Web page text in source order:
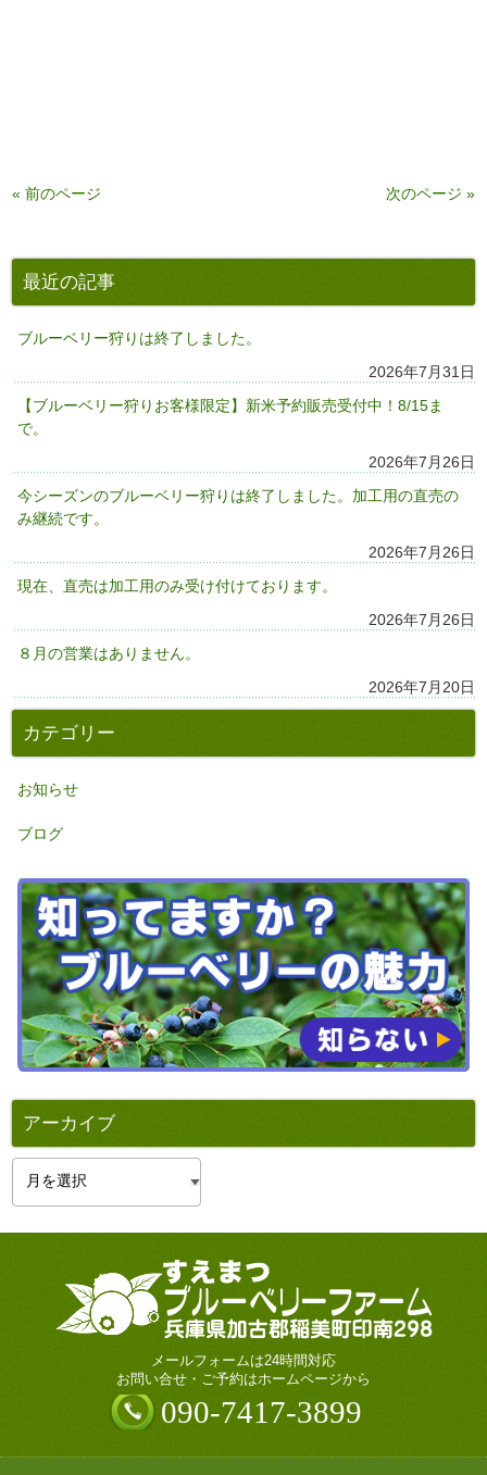
« 前のページ 次のページ »
最近の記事
ブルーベリー狩りは終了しました。
2026年7月31日
【ブルーベリー狩りお客様限定】新米予約販売受付中！8/15ま
で。
2026年7月26日
今シーズンのブルーベリー狩りは終了しました。加工用の直売の
み継続です。
2026年7月26日
現在、直売は加工用のみ受け付けております。
2026年7月26日
８月の営業はありません。
2026年7月20日
カテゴリー
お知らせ
ブログ
アーカイブ
イ
メールフォームは24時間対応
お問い合せ・ご予約はホームページから
090-7417-3899